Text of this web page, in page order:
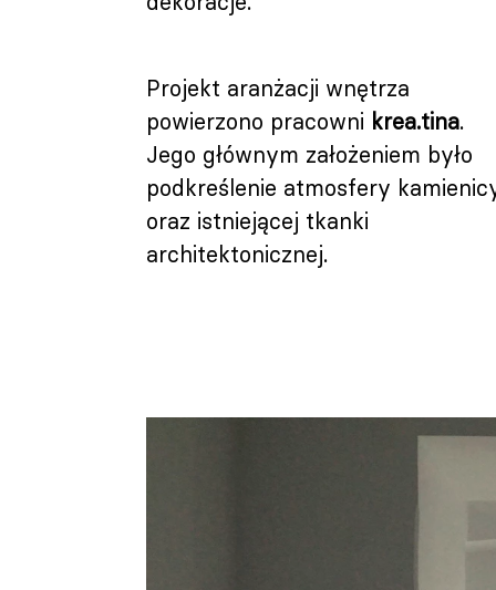
Projekt aranżacji wnętrza
powierzono pracowni krea.tina.
Jego głównym założeniem było
podkreślenie atmosfery
oraz istniejącej tkanki
architektonicznej.